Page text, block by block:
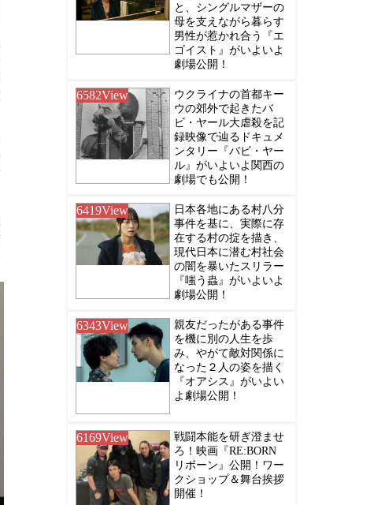
と、シングルマザーの
母を支えながら暮らす
男性が惹かれ合う『エ
ゴイスト』がいよいよ
劇場公開！
6582View
ウクライナの首都キー
ウの郊外で起きたバ
ビ・ヤール大虐殺を記
録映像で辿るドキュメ
ンタリー『バビ・ヤー
ル』がいよいよ関西の
劇場でも公開！
6419View
日本各地にある村八分
事件を基に、実際に存
在する村の掟を描き、
現代日本に潜む村社会
の闇を暴いたスリラー
『嗤う蟲』がいよいよ
劇場公開！
6343View
親友だったがある事件
を機に別の人生を歩
み、やがて敵対関係に
なった２人の姿を描く
『オアシス』がいよい
よ劇場公開！
6169View
戦闘本能を研ぎ澄ませ
ろ！映画『RE:BORN
リボーン』公開！ワー
クショップ＆舞台挨拶
開催！